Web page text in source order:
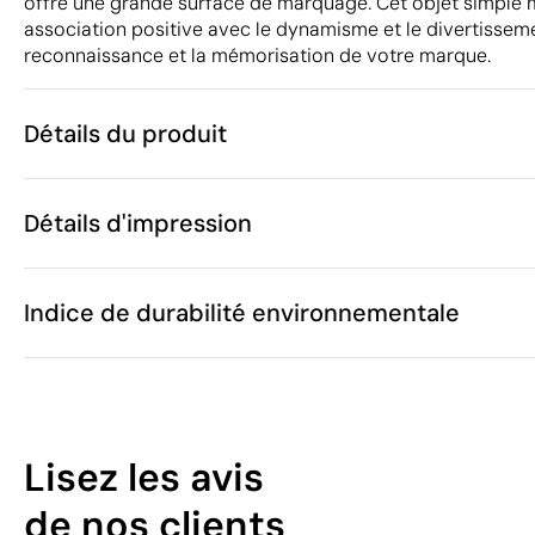
association positive avec le dynamisme et le
reconnaissance et la mémorisation de votre marque.
Détails du produit
Caractéristiques
Code du produit
Poids
73 g
Matière
PP
Pays d'envoi
Détails d'impression
Indice de durabilité environnementale
/100
Lisez les avis